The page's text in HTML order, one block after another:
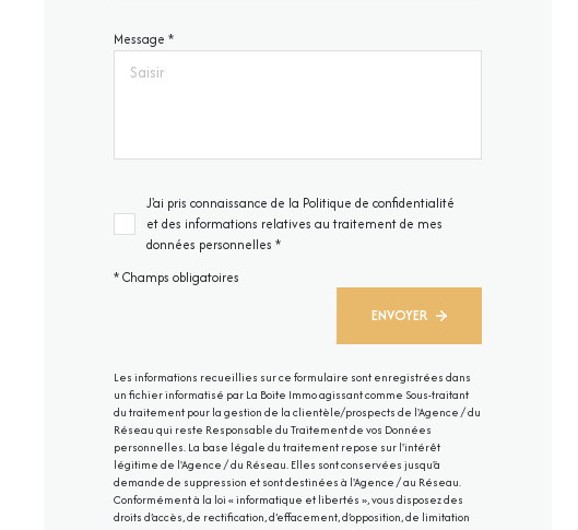
Message *
J'ai pris connaissance de la Politique de confidentialité
et des informations relatives au traitement de mes
données personnelles *
* Champs obligatoires
ENVOYER
Les informations recueillies sur ce formulaire sont enregistrées dans
un fichier informatisé par La Boite Immo agissant comme Sous-traitant
du traitement pour la gestion de la clientèle/prospects de l'Agence / du
Réseau qui reste Responsable du Traitement de vos Données
personnelles. La base légale du traitement repose sur l'intérêt
légitime de l'Agence / du Réseau. Elles sont conservées jusqu'à
demande de suppression et sont destinées à l'Agence / au Réseau.
Conformément à la loi « informatique et libertés », vous disposez des
droits d’accès, de rectification, d’effacement, d’opposition, de limitation